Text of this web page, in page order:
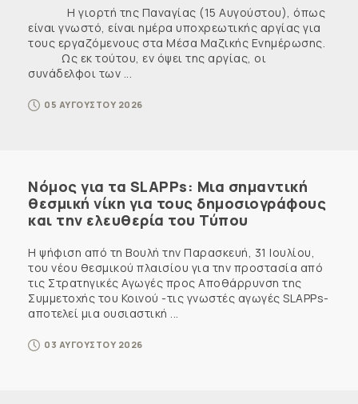
Η γιορτή της Παναγίας (15 Αυγούστου), όπως
είναι γνωστό, είναι ημέρα υποχρεωτικής αργίας για
τους εργαζόμενους στα Μέσα Μαζικής Ενημέρωσης.
Ως εκ τούτου, εν όψει της αργίας, οι
συνάδελφοι των ...
05 ΑΥΓΟΥΣΤΟΥ 2026
Νόμος για τα SLAPPs: Μια σημαντική
θεσμική νίκη για τους δημοσιογράφους
και την ελευθερία του Τύπου
Η ψήφιση από τη Βουλή την Παρασκευή, 31 Ιουλίου,
του νέου θεσμικού πλαισίου για την προστασία από
τις Στρατηγικές Αγωγές προς Αποθάρρυνση της
Συμμετοχής του Κοινού -τις γνωστές αγωγές SLAPPs-
αποτελεί μια ουσιαστική ...
03 ΑΥΓΟΥΣΤΟΥ 2026